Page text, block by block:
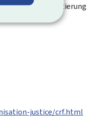
justice/crf.html